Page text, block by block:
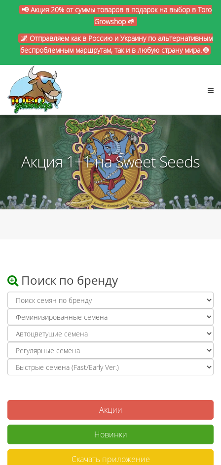
📢 Акция 20% от суммы товаров в подарок на выбор в Toro
Growshop 🌱
🌌 Отправляем как в Россию и Украину по альтернативным
беспроблемным маршрутам, так и в любую страну мира. 🌐
Акция 1+1 на Sweet Seeds
Поиск по бренду
Акции
Новинки
Скачать приложение